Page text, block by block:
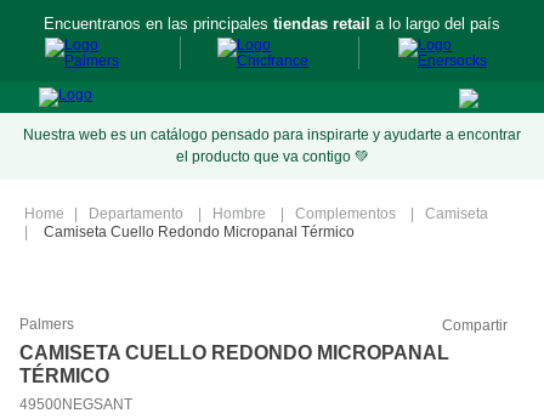
Encuentranos en las principales tiendas retail a lo largo del país
Nuestra web es un catálogo pensado para inspirarte y ayudarte a encontrar
el producto que va contigo 💚
Departamento Hombre Complementos
Camiseta
Camiseta Cuello Redondo Micropanal Térmico
Palmers Compartir
CAMISETA CUELLO REDONDO MICROPANAL
TÉRMICO
49500NEGSANT